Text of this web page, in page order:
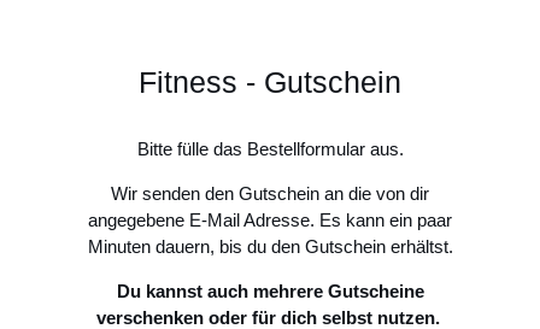
Fitness - Gutschein
Bitte fülle das Bestellformular aus.
Wir senden den Gutschein an die von dir
angegebene E-Mail Adresse. Es kann ein paar
Minuten dauern, bis du den Gutschein erhältst.
Du kannst auch mehrere Gutscheine
verschenken oder für dich selbst nutzen.